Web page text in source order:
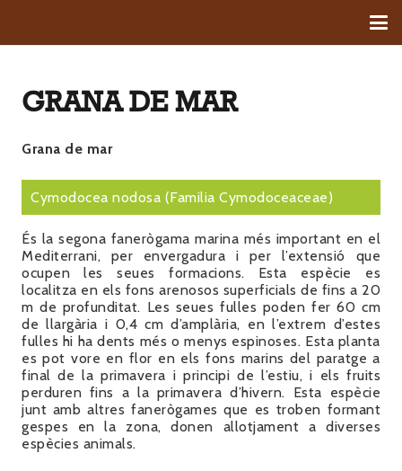
GRANA DE MAR
Grana de mar
Cymodocea nodosa (Familia Cymodoceaceae)
És la segona fanerògama marina més important en el
Mediterrani, per envergadura i per l’extensió que
ocupen les seues formacions. Esta espècie es
localitza en els fons arenosos superficials de fins a 20
m de profunditat. Les seues fulles poden fer 60 cm
de llargària i 0,4 cm d’amplària, en l’extrem d’estes
fulles hi ha dents més o menys espinoses. Esta planta
es pot vore en flor en els fons marins del paratge a
final de la primavera i principi de l’estiu, i els fruits
perduren fins a la primavera d’hivern. Esta espècie
junt amb altres fanerògames que es troben formant
gespes en la zona, donen allotjament a diverses
espècies animals.